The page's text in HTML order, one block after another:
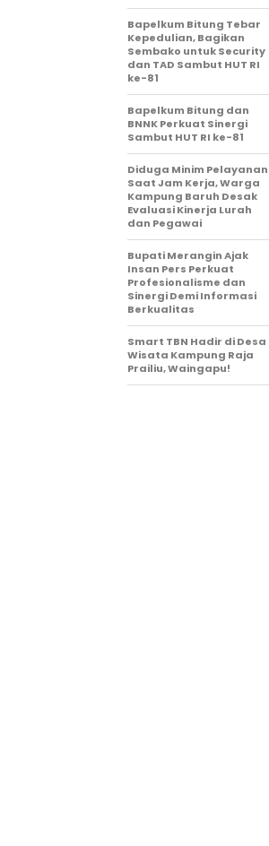
Bapelkum Bitung Tebar
Kepedulian, Bagikan
Sembako untuk Security
dan TAD Sambut HUT RI
ke-81
Bapelkum Bitung dan
BNNK Perkuat Sinergi
Sambut HUT RI ke-81
Diduga Minim Pelayanan
Saat Jam Kerja, Warga
Kampung Baruh Desak
Evaluasi Kinerja Lurah
dan Pegawai
Bupati Merangin Ajak
Insan Pers Perkuat
Profesionalisme dan
Sinergi Demi Informasi
Berkualitas
Smart TBN Hadir di Desa
Wisata Kampung Raja
Prailiu, Waingapu!